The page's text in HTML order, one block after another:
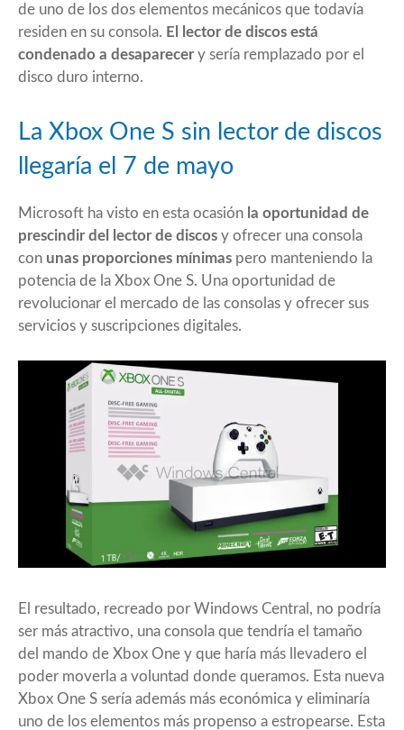
de uno de los dos elementos mecánicos que todavía
residen en su consola. El lector de discos está
condenado a desaparecery sería remplazado por el
disco duro interno.
La Xbox One S sin lector de discos
llegaría el 7 de mayo
Microsoft ha visto en esta ocasión la oportunidad de
prescindir del lector de discos y ofrecer una consola
con unas proporciones mínimas pero manteniendo la
potencia de la Xbox One S. Una oportunidad de
revolucionar el mercado de las consolas y ofrecer sus
servicios y suscripciones digitales.
El resultado, recreado por Windows Central , no podría
ser más atractivo, una consola que tendría el tamaño
del mando de Xbox One y que haría más llevadero el
poder moverla a voluntad donde queramos. Esta nueva
Xbox One S sería además más económica y eliminaría
uno de los elementos más propenso a estropearse. Esta